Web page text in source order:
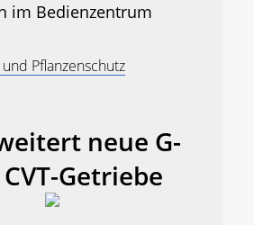
im Bedienzentrum
Pflanzenschutz
neue G-
Getriebe